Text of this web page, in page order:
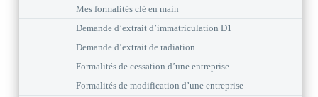
Mes formalités clé en main
Demande d’extrait d’immatriculation D1
Demande d’extrait de radiation
Formalités de cessation d’une entreprise
Formalités de modification d’une entreprise